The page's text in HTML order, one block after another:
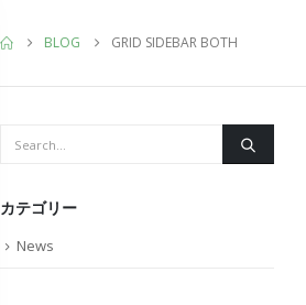
BLOG GRID SIDEBAR BOTH
カテゴリー
News